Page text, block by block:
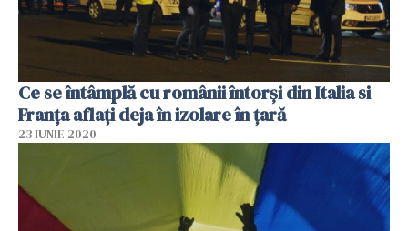
Ce se întâmplă cu românii întorși din Italia si
Franța aflați deja în izolare în țară
23 IUNIE 2020